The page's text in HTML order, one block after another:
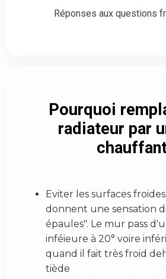
Réponses aux questions
Pourquoi
radiateur par
Eviter les surfaces
donnent une sensation
épaules". Le mur pass
inféieure à 20° voire
quand il fait très froid
tiède